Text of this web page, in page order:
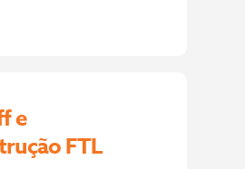
e
FTL